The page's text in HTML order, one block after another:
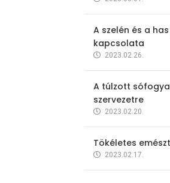
A szelén és a
kapcsolata
2023.02.26.
A túlzott
szervezetre
2023.02.20.
Tökéletes
2023.02.17.